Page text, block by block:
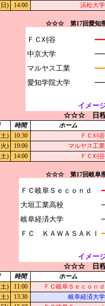
) 14:00 浜松大学
☆☆☆ 第17回愛知
ＦＣ刈谷
中京大学
マルヤス工業
イメー
☆☆☆ 日
時間 ホーム
) 10:30 ＦＣ刈谷
)
19:00 マルヤス工業
) 14:00 ＦＣ刈谷
☆☆☆ 第17回岐阜
ＦＣ岐阜Ｓｅｃｏｎｄ
大垣工業高校
岐阜経済大学
イメー
☆☆☆ 日
時間 ホーム
) 11:00 ＦＣ岐阜Ｓｅｃｏｎｄ
)
13:30 岐阜経済大学